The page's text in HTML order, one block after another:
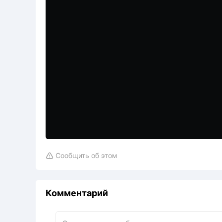
 Сообщить об этом
Комментарий